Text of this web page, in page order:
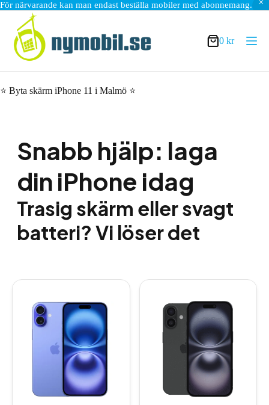
För närvarande kan man endast beställa mobiler med abonnemang.
innehåll
Varukorg
0 kr
⭐ Byta skärm iPhone 11 i Malmö ⭐
Snabb hjälp: laga
din iPhone idag
Trasig skärm eller svagt
batteri? Vi löser det